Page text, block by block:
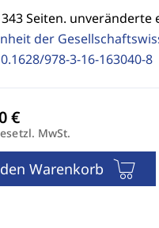
343 Seiten. unveränderte
der
978-3-16-163040-8
MwSt.
Warenkorb